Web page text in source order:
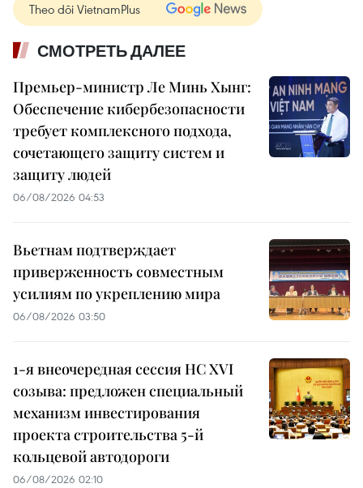
Theo dõi VietnamPlus
СМОТРЕТЬ ДАЛЕЕ
Премьер-министр Ле Минь Хынг:
Обеспечение кибербезопасности
требует комплексного подхода,
сочетающего защиту систем и
защиту людей
06/08/2026 04:53
Вьетнам подтверждает
приверженность совместным
усилиям по укреплению мира
06/08/2026 03:50
1-я внеочередная сессия НС XVI
созыва: предложен специальный
механизм инвестирования
проекта строительства 5-й
кольцевой автодороги
06/08/2026 02:10